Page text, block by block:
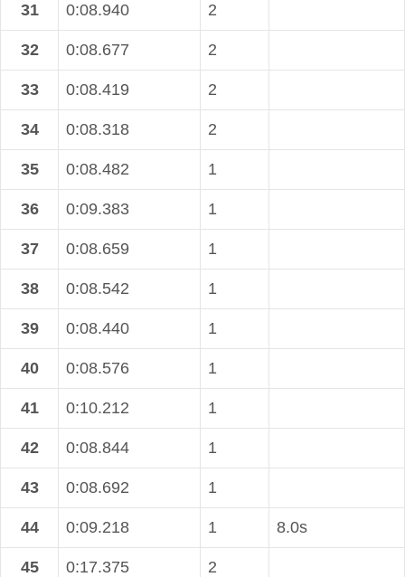
31 0:08.940 2
32 0:08.677 2
33 0:08.419 2
34 0:08.318 2
35 0:08.482 1
36 0:09.383 1
37 0:08.659 1
38 0:08.542 1
39 0:08.440 1
40 0:08.576 1
41 0:10.212 1
42 0:08.844 1
43 0:08.692 1
44 0:09.218 1 8.0s
45 0:17.375 2